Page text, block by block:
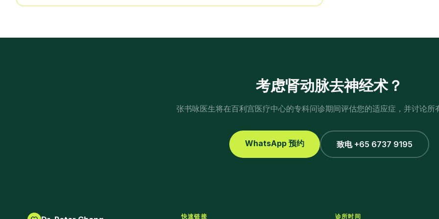
考虑肾动脉去神经术？
张书咏医生将在百利宫医疗中心的专科问诊期间评估您的适应症，并讨论所
WhatsApp 预约 致电 +65 6737 9195
快速链接 诊所时间